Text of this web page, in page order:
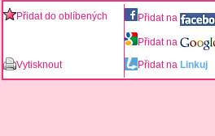
Přidat do oblíbených Přidat na
Přidat na
Vytisknout
Přidat na Linkuj